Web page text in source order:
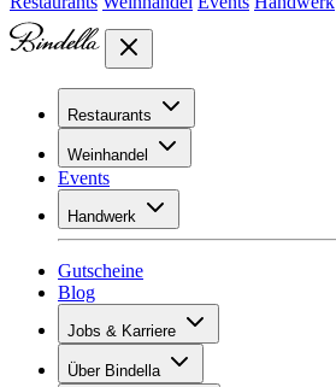
Restaurants
Übersicht Restaurants
Bankette & Events
Dolcezze
Weinhandel
Übersicht
Sortiment
Weinwissen
Events
Handwerk
Übersicht
Gipsen
Malern
Gutscheine
Blog
Jobs & Karriere
Übersicht
Offene Stellen
Über Bindella